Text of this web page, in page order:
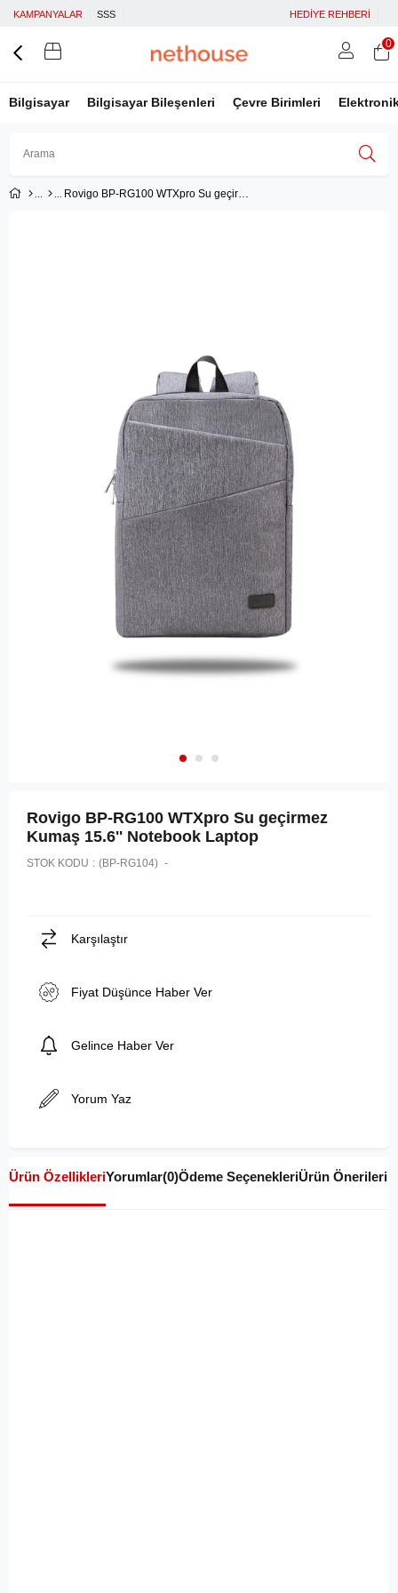
KAMPANYALAR SSS HEDİYE REHBERİ
Bilgisayar Bilgisayar Bileşenleri Çevre Birimleri
Üye Girişi Facebook İle Bağlan
0
Rovigo BP-RG100 WTXpro Su geçirmez Kumaş 15.6'' Notebook Laptop
Rovigo BP-RG100 WTXpro Su geçirmez
Kumaş 15.6'' Notebook Laptop
STOK KODU (BP-RG104)
Karşılaştır
Fiyat Düşünce Haber Ver
Gelince Haber Ver
Yorum Yaz
Ürün ÖzellikleriYorumlar(0)Ödeme SeçenekleriÜrün Önerileri